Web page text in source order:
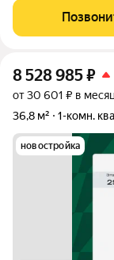
для всех от
продаж прямо
8 528 985₽
от 30 601 ₽ в месяц
36,8 м²
1-комн.
новостройка